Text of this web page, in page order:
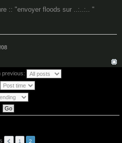
:: "envoyer floods sur ..:..:.. "
08
previous:
1 2